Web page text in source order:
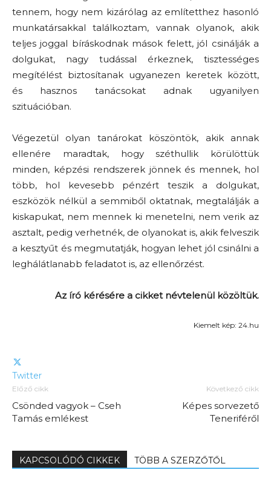
tennem, hogy nem kizárólag az említetthez hasonló
munkatársakkal találkoztam, vannak olyanok, akik
teljes joggal bíráskodnak mások felett, jól csinálják a
dolgukat, nagy tudással érkeznek, tisztességes
megítélést biztosítanak ugyanezen keretek között,
és hasznos tanácsokat adnak ugyanilyen
szituációban.
Végezetül olyan tanárokat köszöntök, akik annak
ellenére maradtak, hogy széthullik körülöttük
minden, képzési rendszerek jönnek és mennek, hol
több, hol kevesebb pénzért teszik a dolgukat,
eszközök nélkül a semmiből oktatnak, megtalálják a
kiskapukat, nem mennek ki menetelni, nem verik az
asztalt, pedig verhetnék, de olyanokat is, akik felveszik
a kesztyűt és megmutatják, hogyan lehet jól csinálni a
leghálátlanabb feladatot is, az ellenőrzést.
Az író kérésére a cikket névtelenül közöltük.
Kiemelt kép: 24.hu
Twitter
Előző cikk
Csönded vagyok – Cseh
Tamás emlékest
Következő cikk
Képes sorvezető
Teneriféről
KAPCSOLÓDÓ CIKKEK TÖBB A SZERZŐTŐL